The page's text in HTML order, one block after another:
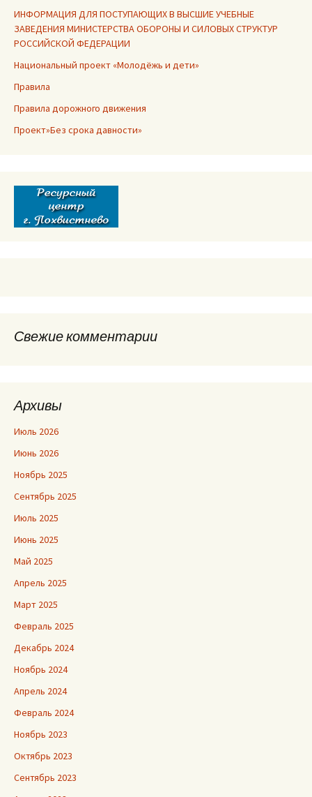
ИНФОРМАЦИЯ ДЛЯ ПОСТУПАЮЩИХ В ВЫСШИЕ УЧЕБНЫЕ
ЗАВЕДЕНИЯ МИНИСТЕРСТВА ОБОРОНЫ И СИЛОВЫХ СТРУКТУР
РОССИЙСКОЙ ФЕДЕРАЦИИ
Национальный проект «Молодёжь и дети»
Правила
Правила дорожного движения
Проект»Без срока давности»
Свежие комментарии
Архивы
Июль 2026
Июнь 2026
Ноябрь 2025
Сентябрь 2025
Июль 2025
Июнь 2025
Май 2025
Апрель 2025
Март 2025
Февраль 2025
Декабрь 2024
Ноябрь 2024
Апрель 2024
Февраль 2024
Ноябрь 2023
Октябрь 2023
Сентябрь 2023